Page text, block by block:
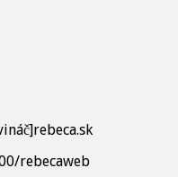
rebecaweb